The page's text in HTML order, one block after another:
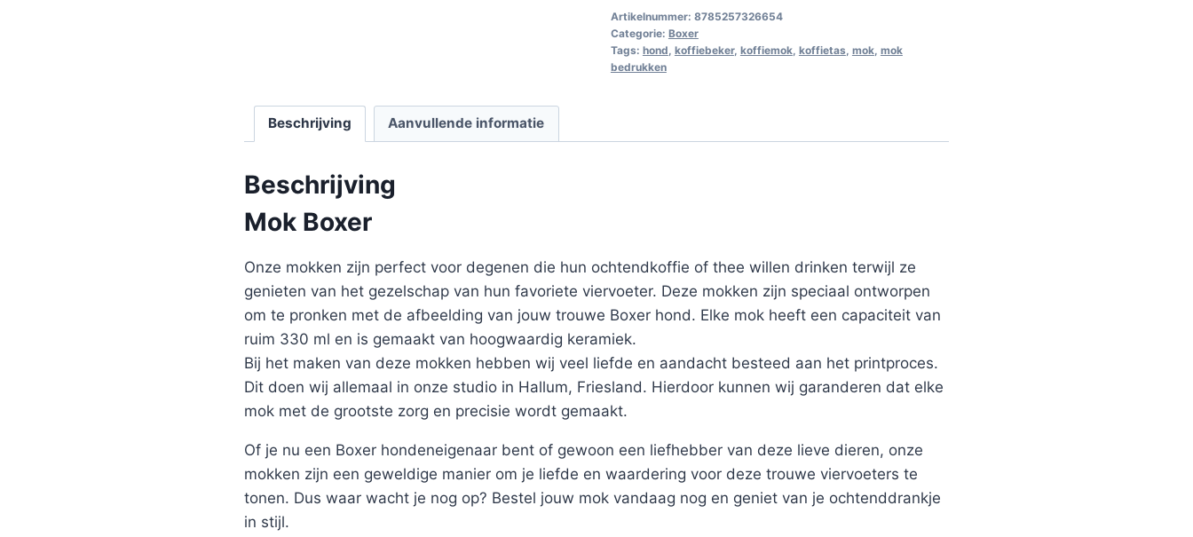
Artikelnummer: 8785257326654
Categorie: Boxer
Tags: hond koffiebeker, koffiemok, koffietas mok, mok
bedrukken
Beschrijving Aanvullende informatie
Beschrijving
Mok Boxer
Onze mokken zijn perfect voor degenen die hun ochtendkoffie of thee willen drinken terwijl ze
genieten van het gezelschap van hun favoriete viervoeter. Deze mokken zijn speciaal ontworpen
om te pronken met de afbeelding van jouw trouwe Boxer hond. Elke mok heeft een capaciteit van
ruim 330 ml en is gemaakt van hoogwaardig keramiek.
Bij het maken van deze mokken hebben wij veel liefde en aandacht besteed aan het printproces.
Dit doen wij allemaal in onze studio in Hallum, Friesland. Hierdoor kunnen wij garanderen dat elke
mok met de grootste zorg en precisie wordt gemaakt.
Of je nu een Boxer hondeneigenaar bent of gewoon een liefhebber van deze lieve dieren, onze
mokken zijn een geweldige manier om je liefde en waardering voor deze trouwe viervoeters te
tonen. Dus waar wacht je nog op? Bestel jouw mok vandaag nog en geniet van je ochtenddrankje
in stijl.